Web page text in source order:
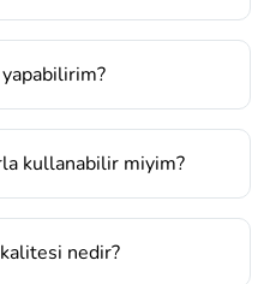
kullanabilir miyim?
nedir?